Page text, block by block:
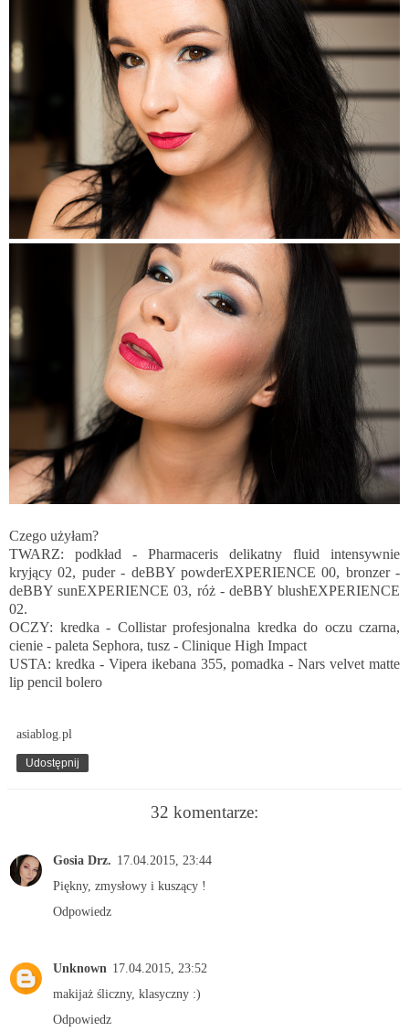
Czego użyłam?
TWARZ: podkład - Pharmaceris delikatny fluid intensywnie
kryjący 02, puder - deBBY powderEXPERIENCE 00, bronzer -
deBBY sunEXPERIENCE 03, róż - deBBY blushEXPERIENCE
02.
OCZY: kredka - Collistar profesjonalna kredka do oczu czarna,
cienie - paleta Sephora, tusz - Clinique High Impact
USTA: kredka - Vipera ikebana 355, pomadka - Nars velvet matte
lip pencil bolero
asiablog.pl
Udostępnij
32 komentarze:
Gosia Drz. 17.04.2015, 23:44
Piękny, zmysłowy i kuszący !
Odpowiedz
Unknown 17.04.2015, 23:52
makijaż śliczny, klasyczny :)
Odpowiedz